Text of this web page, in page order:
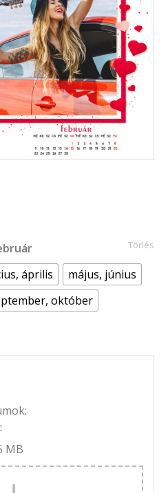
április
május, június
október
Törlés
MB